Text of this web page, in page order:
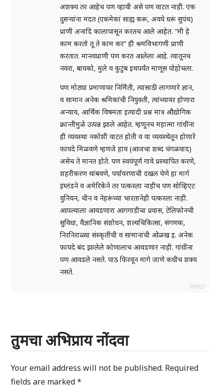
अशक्य तर आहेच पण व्हावी असे पण वाटत नाही. एक
दुसऱ्यांना मदत (एकमेकां साह्य करू, अवघे धरूं सुपंथ)
प्राणी अनादि कालापासून करतच आले आहेत. “मी हे
काम करतो तू ते काम कर” ही श्रमविभागणी प्राणी
करतात. मानवप्राणी पण करत आलेला आहे. त्यातूनच
नवरा, बायको, मुले व कुटुंब इथपर्यंत माणूस पोहोचला.
पण मोठ्या प्रमाणावर निर्मिती, त्यासाठी लागणारे ज्ञान,
व सामान अनेक श्रमिकांची नियुक्ती, त्यांच्यावर होणारा
अन्याय, आर्थिक विषमता इत्यादी प्रश्न मात्र औद्योगिक
क्रान्तीमुळे उत्पन्न झाले आहेत. म्हणूनच महात्मा गांधींना
ही व्यवस्था नकोशी वाटत होती व या व्यवस्थेतून होणारे
फायदे मिळवणे म्हणजे हाव (आजचा शब्द चंगळवाद)
असेच ते मानत होते. पण स्वयंपूर्ण गावे प्रस्थापित करणे,
शहरीकरण थांबवणे, पर्यावरणाची दखल घेणे हा मार्ग
इंग्लंडने व अमेरिकेने तर पत्करला नाहीच पण सोव्हिएट
युनियन, चीन व नेहरूंच्या भारतानेही पत्करला नाही.
आपल्याला आवडणारा आगगाडीचा प्रवास, टेलिफोनची
सुविधा, वैज्ञानिक संशोधन, शल्यचिकित्सा, संगणक,
निरनिराळ्या संस्कृतींची व सामानांची ओळख इ. अनेक
फायदे बंद झालेले कोणालाच आवडणार नाही. गांधींना
पण आवडले नसते. पाठ फिरवून मागे जाणे कधीच शक्य
नसते.
REPLY
तुमचा अभिप्राय नोंदवा
Your email address will not be published. Required
fields are marked*